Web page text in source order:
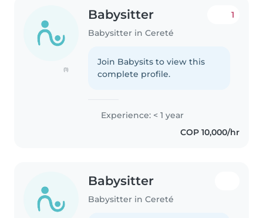
(1)
Babysitter
Babysitter in Cereté
1
Join Babysits to view this
complete profile.
Experience: < 1 year
COP 10,000/hr
Babysitter
Babysitter in Cereté